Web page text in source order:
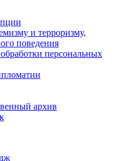
и терроризму,
поведения
персональных
архив